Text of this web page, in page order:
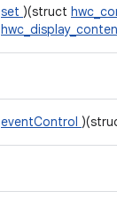
set )(struct
eventControl